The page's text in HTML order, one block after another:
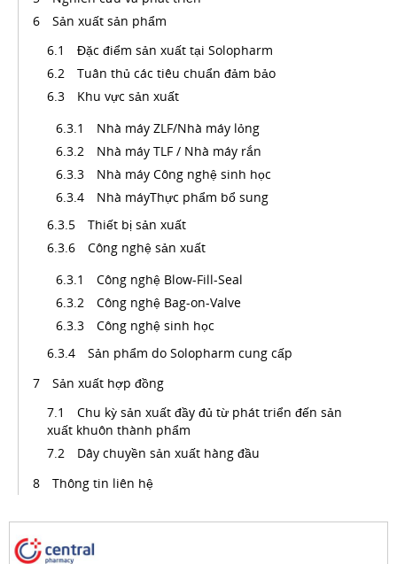
Sản xuất sản phẩm
Đặc điểm sản xuất tại Solopharm
Tuân thủ các tiêu chuẩn đảm bảo
Khu vực sản xuất
Nhà máy ZLF/Nhà máy lỏng
Nhà máy TLF / Nhà máy rắn
Nhà máy Công nghệ sinh học
Nhà máyThực phẩm bổ sung
Thiết bị sản xuất
Công nghệ sản xuất
Công nghệ Blow-Fill-Seal
Công nghệ Bag-on-Valve
Công nghệ sinh học
Sản phẩm do Solopharm cung cấp
Sản xuất hợp đồng
Chu kỳ sản xuất đầy đủ từ phát triển đến sản
xuất khuôn thành phẩm
Dây chuyền sản xuất hàng đầu
Thông tin liên hệ